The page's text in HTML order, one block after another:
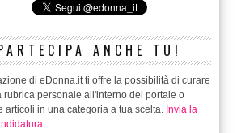
ANCHE TU!
di eDonna.it ti offre la possibilità di curare
rubrica personale all'interno del portale o
articoli in una categoria a tua scelta. Invia la